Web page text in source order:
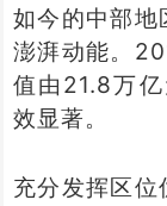
如今的中部地
澎湃动能。
值由21.8万
效显著。
充分发挥区位